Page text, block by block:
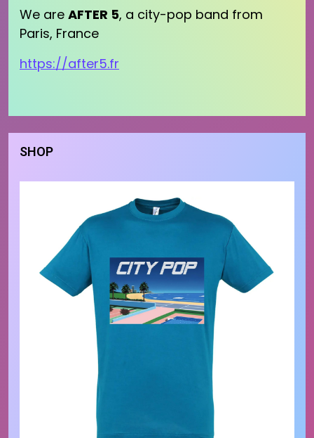
We are AFTER 5, a city-pop band from
Paris, France
https://after5.fr
SHOP